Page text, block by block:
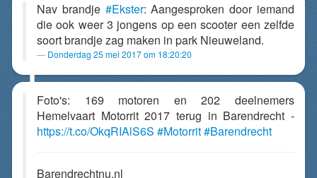
Nav brandje #Ekster: Aangesproken door iemand
die ook weer 3 jongens op een scooter een zelfde
soort brandje zag maken in park Nieuweland.
Donderdag 25 mei 2017 om 18:20:20
Foto's: 169 motoren en 202 deelnemers
Hemelvaart Motorrit 2017 terug in Barendrecht -
https://t.co/OkqRIAlS6S #Motorrit#Barendrecht
Barendrechtnu.nl